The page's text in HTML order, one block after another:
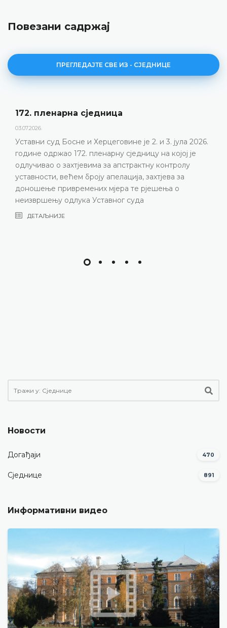
Повезани садржај
ПРЕГЛЕДАЈТЕ СВЕ ИЗ - СЈЕДНИЦЕ
172. пленарна сједницa
03.07.2026.
Уставни суд Босне и Херцеговине је 2. и 3. јула 2026.
године одржао 172. пленарну сједницу на којој је
одлучивао о захтјевима за апстрактну контролу
уставности, већем броју апелација, захтјева за
доношење привремених мјера те рјешења о
неизвршењу одлука Уставног суда
ДЕТАЉНИЈЕ
Новости
Догађаји 470
Сједнице 891
Информативни видео